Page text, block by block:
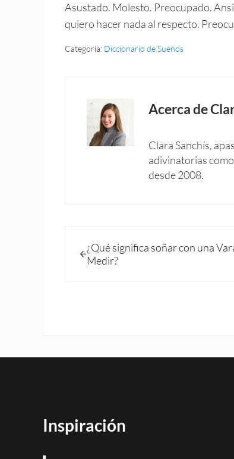
Asustado. Molesto. Preocupado.
quiero hacer nada al respecto.
Categoría: Diccionario de Sueños
Acerca de
Clara Sanchís,
adivinatorias
desde 2008.
¿Qué significa soñar con una
Medir?
Inspiración